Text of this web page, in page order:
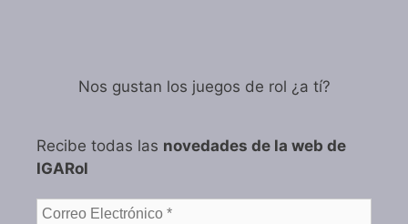
Nos gustan los juegos de rol ¿a tí?
Recibe todas las novedades de la web de
IGARol